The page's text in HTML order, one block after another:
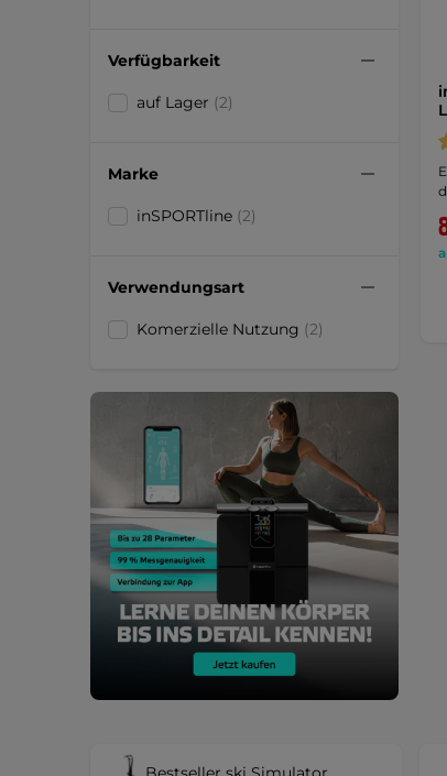
Verfügbarkeit
auf Lager (2)
Marke
inSPORTline (2)
Verwendungsart
Komerzielle Nutzung (2)